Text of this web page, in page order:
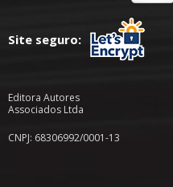
Site seguro:
Editora Autores
Associados Ltda
CNPJ: 68306992/0001-13